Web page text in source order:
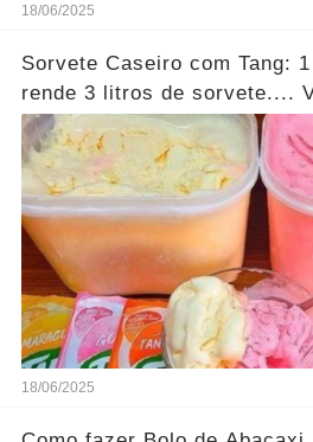
18/06/2025
Sorvete Caseiro com Tang:
rende 3 litros de sorvete....
18/06/2025